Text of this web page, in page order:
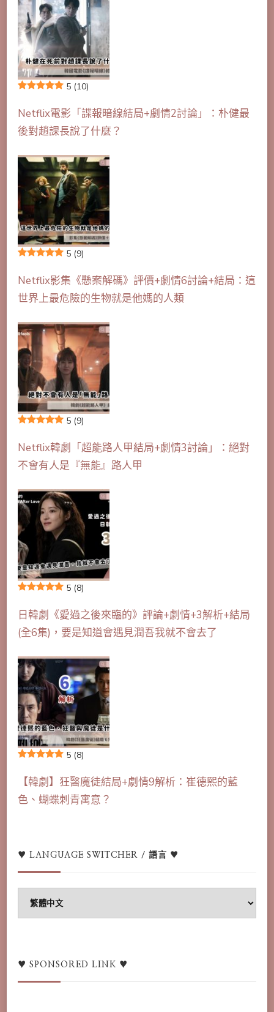
5 (10)
Netflix電影「諜報暗線結局+劇情2討論」：朴健最
後對趙課長說了什麼？
5 (9)
Netflix影集《懸案解碼》評價+劇情6討論+結局：這
世界上最危險的生物就是他媽的人類
5 (9)
Netflix韓劇「超能路人甲結局+劇情3討論」：絕對
不會有人是『無能』路人甲
5 (8)
日韓劇《愛過之後來臨的》評論+劇情+3解析+結局
(全6集)，要是知道會遇見潤吾我就不會去了
5 (8)
【韓劇】狂醫魔徒結局+劇情9解析：崔德熙的藍
色、蝴蝶刺青寓意？
♥ LANGUAGE SWITCHER / 語言 ♥
語
言
♥ SPONSORED LINK ♥